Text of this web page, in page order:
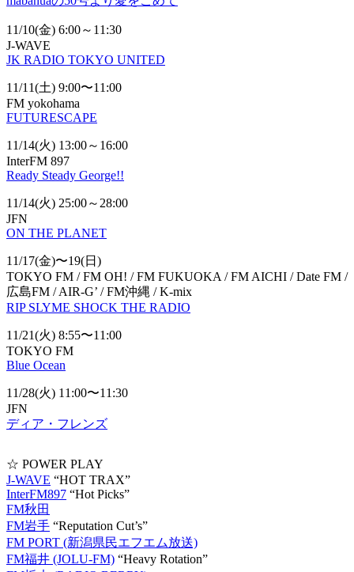
11/10(金) 6:00～11:30
J-WAVE
JK RADIO TOKYO UNITED
11/11(土) 9:00〜11:00
FM yokohama
FUTURESCAPE
11/14(火) 13:00～16:00
InterFM 897
Ready Steady George!!
11/14(火) 25:00～28:00
JFN
ON THE PLANET
11/17(金)〜19(日)
TOKYO FM / FM OH! / FM FUKUOKA / FM AICHI / Date FM /
広島FM / AIR-G’ / FM沖縄 / K-mix
RIP SLYME SHOCK THE RADIO
11/21(火) 8:55〜11:00
TOKYO FM
Blue Ocean
11/28(火) 11:00〜11:30
JFN
ディア・フレンズ
☆ POWER PLAY
J-WAVE “HOT TRAX”
InterFM897 “Hot Picks”
FM秋田
FM岩手 “Reputation Cut’s”
FM PORT (新潟県民エフエム放送)
FM福井 (JOLU-FM) “Heavy Rotation”